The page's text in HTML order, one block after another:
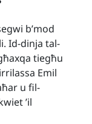
b’mod
Id-dinja tal-
tiegħu
Emil
u fil-
’il